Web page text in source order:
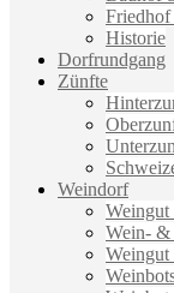
Friedhof
Historie
Dorfrundgang
Zünfte
Weindorf
Wein- &
Weingut